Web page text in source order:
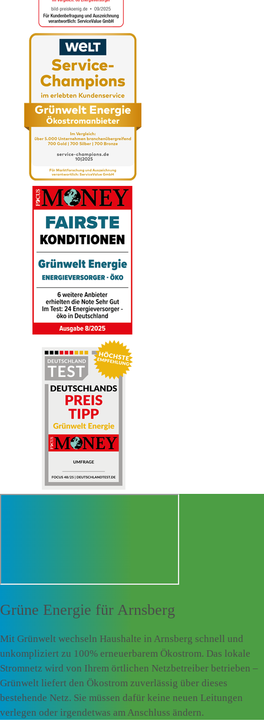
Grüne Energie für Arnsberg
Mit Grünwelt wechseln Haushalte in Arnsberg schnell und
unkompliziert zu 100% erneuerbarem Ökostrom. Das lokale
Stromnetz wird von Ihrem örtlichen Netzbetreiber betrieben –
Grünwelt liefert den Ökostrom zuverlässig über dieses
bestehende Netz. Sie müssen dafür keine neuen Leitungen
verlegen oder irgendetwas am Anschluss ändern.